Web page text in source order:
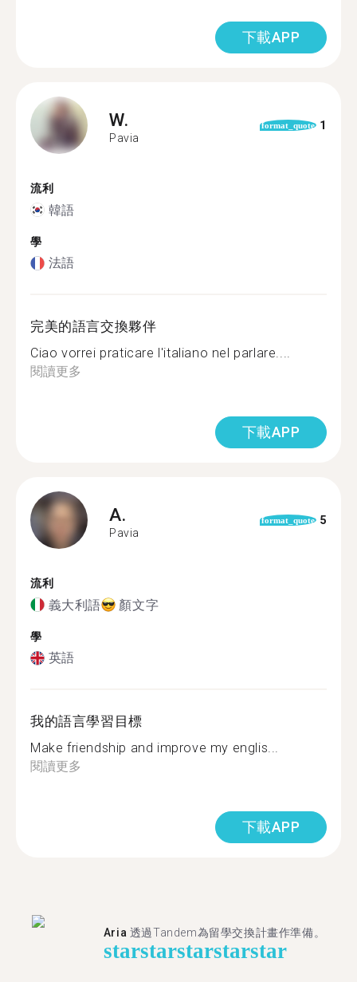
下載APP
W.
Pavia
format_quote 1
流利
韓語
學
法語
完美的語言交換夥伴
Ciao vorrei praticare l'italiano nel parlare....
閱讀更多
下載APP
A.
Pavia
format_quote 5
流利
義大利語 顏文字
學
英語
我的語言學習目標
Make friendship and improve my englis...
閱讀更多
下載APP
Aria 透過Tandem為留學交換計畫作準備。
starstarstarstarstar